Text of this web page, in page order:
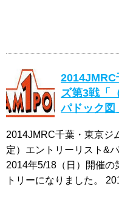
2014JMRC
ズ第3戦「
パドック図
2014JMRC千葉・東京ジ
定）エントリーリスト&
2014年5/18（日）開催の
トリーになりました。